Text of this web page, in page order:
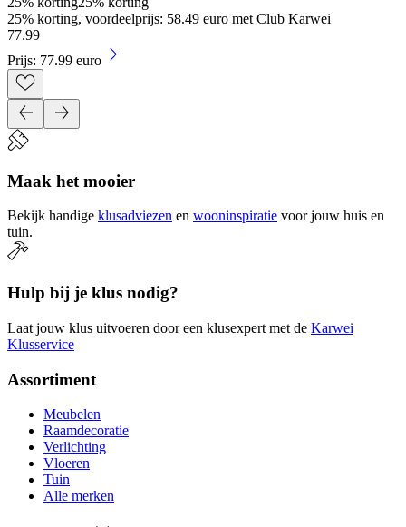
25% korting, voordeelprijs: 58.49 euro met Club Karwei
77.99
Prijs: 77.99 euro
Maak het mooier
Bekijk handige klusadviezen en wooninspiratie voor jouw huis en
tuin.
Hulp bij je klus nodig?
Laat jouw klus uitvoeren door een klusexpert met de Karwei
Klusservice
Assortiment
Meubelen
Raamdecoratie
Verlichting
Vloeren
Tuin
Alle merken